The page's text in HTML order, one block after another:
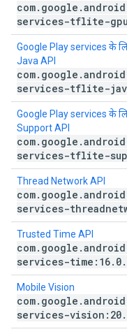
com. google .android
services-tflite-
Google Play services के
Java API
com. google .android
services-tflite-
Google Play services के
Support API
com. google .android
services-tflite-
Thread Network API
com. google .android
services-
Trusted Time API
com. google .android
services-time:16. 0.
Mobile Vision
com. google .android
services-vision:20.